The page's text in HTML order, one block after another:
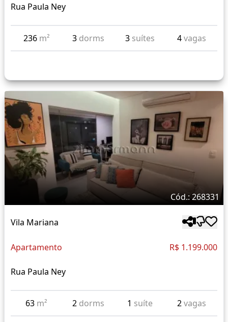
Rua Paula Ney
236 m² 3 dorms 3 suítes 4vagas
Cód.: 268331
Vila Mariana
Apartamento R$ 1.199.000
Rua Paula Ney
63 m² 2 dorms 1 suíte 2vagas